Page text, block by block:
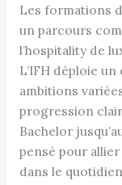
Les formations
un parcours
l’hospitality de
L’IFH déploie
ambitions
progression
Bachelor
pensé pour
dans le